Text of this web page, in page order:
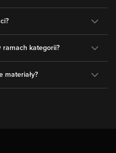
kategorii?
materiały?